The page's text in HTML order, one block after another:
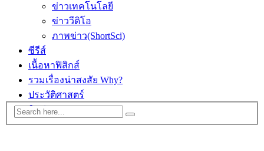
ข่าวเทคโนโลยี
ข่าววีดิโอ
ภาพข่าว(ShortSci)
ซีรีส์
เนื้อหาฟิสิกส์
รวมเรื่องน่าสงสัย Why?
ประวัติศาสตร์
ติดต่อ